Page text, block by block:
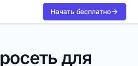
Начать бесплатно
для